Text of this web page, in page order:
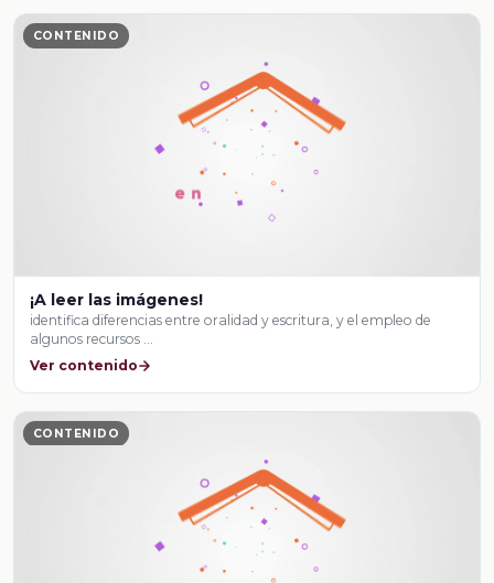
CONTENIDO
¡A leer las imágenes!
identifica diferencias entre oralidad y escritura, y el empleo de
algunos recursos …
Ver contenido
CONTENIDO